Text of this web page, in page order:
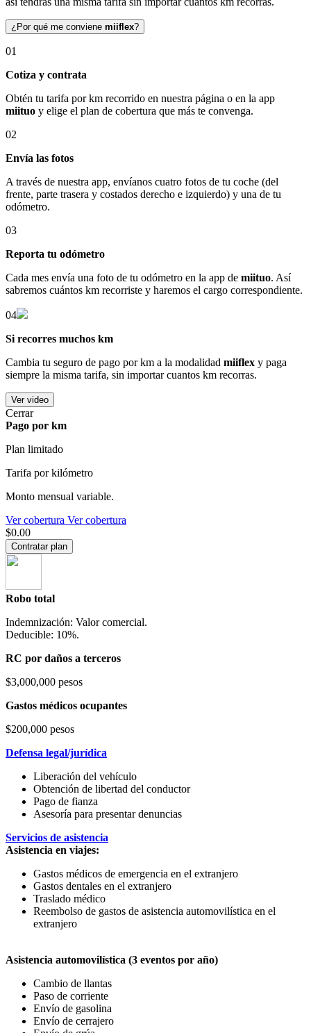
¿Por qué me conviene miiflex?
01
Cotiza y contrata
Obtén tu tarifa por km recorrido en nuestra página o en la app
miituo y elige el plan de cobertura que más te convenga.
02
Envía las fotos
A través de nuestra app, envíanos cuatro fotos de tu coche (del
frente, parte trasera y costados derecho e izquierdo) y una de tu
odómetro.
03
Reporta tu odómetro
Cada mes envía una foto de tu odómetro en la app de miituo. Así
sabremos cuántos km recorriste y haremos el cargo correspondiente.
04
Si recorres muchos km
Cambia tu seguro de pago por km a la modalidad miiflex y paga
siempre la misma tarifa, sin importar cuantos km recorras.
Ver video
Cerrar
Pago por km
Plan limitado
Tarifa por kilómetro
Monto mensual variable.
Ver cobertura Ver cobertura
$0.00
Contratar plan
Robo total
Indemnización: Valor comercial.
Deducible: 10%.
RC por daños a terceros
$3,000,000 pesos
Gastos médicos ocupantes
$200,000 pesos
Defensa legal/jurídica
Liberación del vehículo
Obtención de libertad del conductor
Pago de fianza
Asesoría para presentar denuncias
Servicios de asistencia
Asistencia en viajes:
Gastos médicos de emergencia en el extranjero
Gastos dentales en el extranjero
Traslado médico
Reembolso de gastos de asistencia automovilística en el
extranjero
Asistencia automovilística (3 eventos por año)
Cambio de llantas
Paso de corriente
Envío de gasolina
Envío de cerrajero